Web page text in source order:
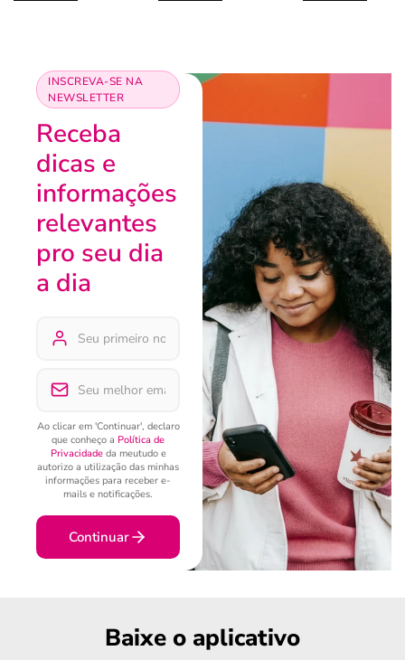
INSCREVA-SE NA
NEWSLETTER
Receba
dicas e
informações
relevantes
pro seu dia
a dia
Ao clicar em 'Continuar', declaro
que conheço a Política de
Privacidadeda meutudo e
autorizo a utilização das minhas
informações para receber e-
mails e notificações.
Continuar
Baixe o aplicativo